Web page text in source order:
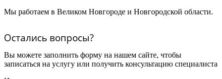
Мы работаем в Великом Новгороде и Новгородской области.
Остались вопросы?
Вы можете заполнить форму на нашем сайте, чтобы
записаться на услугу или получить консультацию специалиста